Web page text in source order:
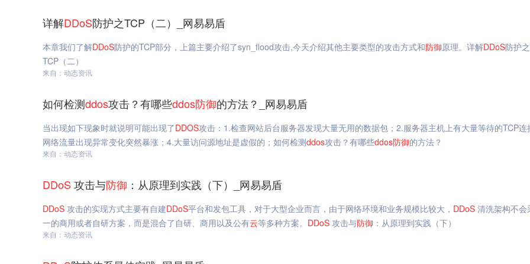
详解DDoS防护之TCP（二）_网易易盾
本章我们了解DDoS防护的TCP部分，上篇主要介绍了syn_flood攻击,今天介绍其他主要类型的攻击方式和防御原理。详解DDoS防护之
TCP（二）
来自：动态资讯
如何检测ddos攻击？有哪些ddos防御的方法？_网易易盾
当出现如下现象时就说明可能出现了DDOS攻击：1.检查网站后台服务器发现大量无用的数据包；2.服务器主机上有大量等待的TCP连
网络流量出现异常变化突然暴涨；4.大量访问源地址是虚假的；如何检测ddos攻击？有哪些ddos防御的方法？
来自：动态资讯
DDoS 攻击与防御 ：从原理到实践（下）_网易易盾
DDoS 攻击的实现方式主要有自建DDoS平台和发包工具，对于大型企业而言，由于网络环境和业务规模比较大， DDoS 清洗架构不会
一的商用或者自研方案，而是混合了自研、商用以及公有云等多种方案。 DDoS 攻击与防御 ：从原理到实践（下）
来自：动态资讯